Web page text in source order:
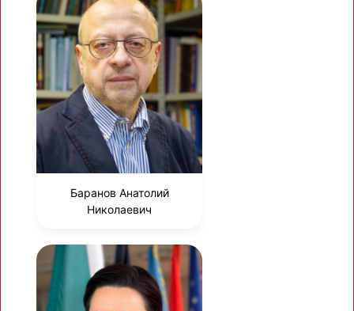
Баранов Анатолий
Николаевич